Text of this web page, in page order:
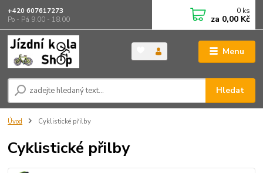
Menu
Hledat
+420 607617273
Po - Pá 9.00 - 18.00
0 ks
za 0,00 Kč
Úvod Cyklistické přilby
Cyklistické přilby